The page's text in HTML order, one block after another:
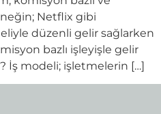
Netflix gibi
düzenli gelir sağlarken
bazlı işleyişle gelir
İş modeli; işletmelerin […]